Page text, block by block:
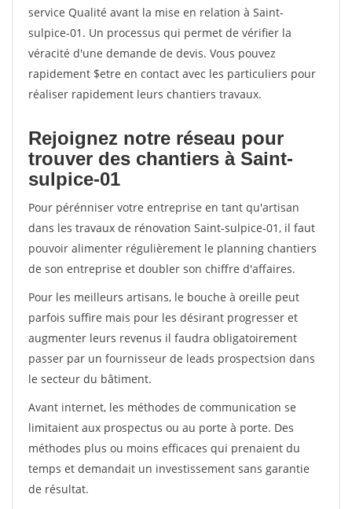
service Qualité avant la mise en relation à Saint-
sulpice-01. Un processus qui permet de vérifier la
véracité d'une demande de devis. Vous pouvez
rapidement $etre en contact avec les particuliers pour
réaliser rapidement leurs chantiers travaux.
Rejoignez notre réseau pour
trouver des chantiers à Saint-
sulpice-01
Pour pérénniser votre entreprise en tant qu'artisan
dans les travaux de rénovation Saint-sulpice-01, il faut
pouvoir alimenter régulièrement le planning chantiers
de son entreprise et doubler son chiffre d'affaires.
Pour les meilleurs artisans, le bouche à oreille peut
parfois suffire mais pour les désirant progresser et
augmenter leurs revenus il faudra obligatoirement
passer par un fournisseur de leads prospectsion dans
le secteur du bâtiment.
Avant internet, les méthodes de communication se
limitaient aux prospectus ou au porte à porte. Des
méthodes plus ou moins efficaces qui prenaient du
temps et demandait un investissement sans garantie
de résultat.